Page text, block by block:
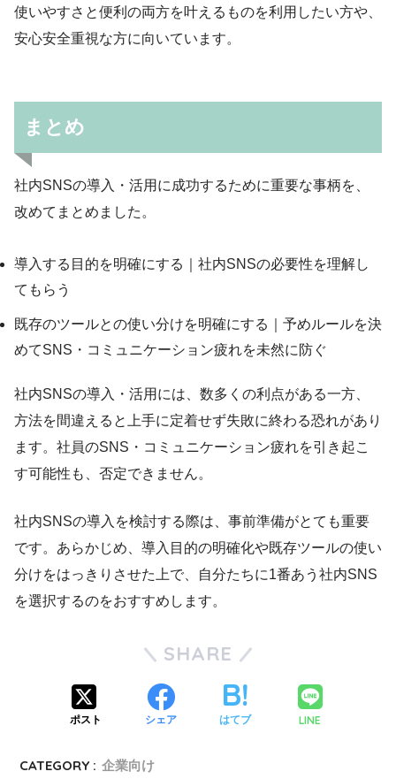
使いやすさと便利の両方を叶えるものを利用したい方や、
安心安全重視な方に向いています。
まとめ
社内SNSの導入・活用に成功するために重要な事柄を、
改めてまとめました。
導入する目的を明確にする｜社内SNSの必要性を理解し
てもらう
既存のツールとの使い分けを明確にする｜予めルールを決
めてSNS・コミュニケーション疲れを未然に防ぐ
社内SNSの導入・活用には、数多くの利点がある一方、
方法を間違えると上手に定着せず失敗に終わる恐れがあり
ます。社員のSNS・コミュニケーション疲れを引き起こ
す可能性も、否定できません。
社内SNSの導入を検討する際は、事前準備がとても重要
です。あらかじめ、導入目的の明確化や既存ツールの使い
分けをはっきりさせた上で、自分たちに1番あう社内SNS
を選択するのをおすすめします。
SHARE
ポスト シェア はてブ LINE
CATEGORY : 企業向け